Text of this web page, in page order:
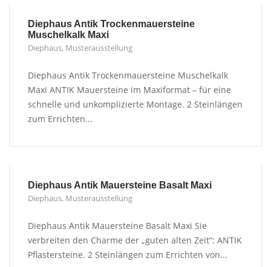
Diephaus Antik Trockenmauersteine
Muschelkalk Maxi
Diephaus, Musterausstellung
Diephaus Antik Trockenmauersteine Muschelkalk
Maxi ANTIK Mauersteine im Maxiformat – für eine
schnelle und unkomplizierte Montage. 2 Steinlängen
zum Errichten...
Diephaus Antik Mauersteine Basalt Maxi
Diephaus, Musterausstellung
Diephaus Antik Mauersteine Basalt Maxi Sie
verbreiten den Charme der „guten alten Zeit“: ANTIK
Pflastersteine. 2 Steinlängen zum Errichten von...